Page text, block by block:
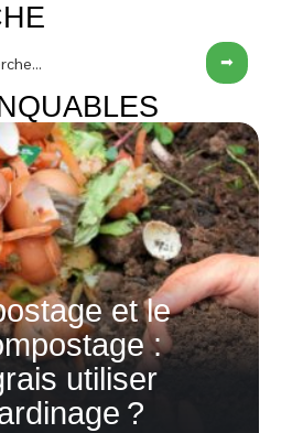
et le
:
utiliser
?